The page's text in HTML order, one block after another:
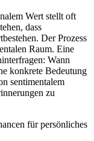
Wert stellt oft
dass
Der Prozess
Raum. Eine
Wann
konkrete Bedeutung
sentimentalem
zu
für persönliches